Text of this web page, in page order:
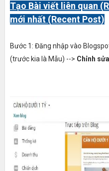
Tạo Bài viết liên quan
mới nhất (Recent Post)
Bước 1: Đăng nhập vào
(trước kia là Mẫu) --> Chỉnh